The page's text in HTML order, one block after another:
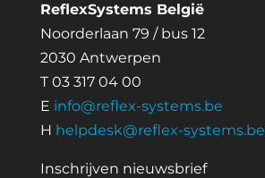
ReflexSystems België
Noorderlaan 79 / bus 12
2030 Antwerpen
T 03 317 04 00
E info@reflex-systems.be
H helpdesk@reflex-systems.be
Inschrijven nieuwsbrief